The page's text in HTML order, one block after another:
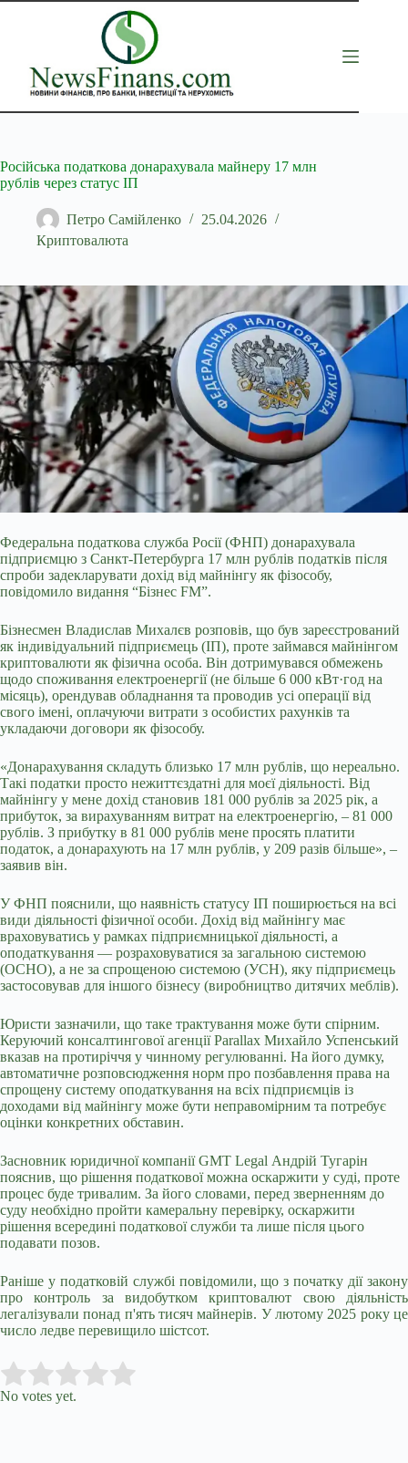
Перейти
Російська податкова донарахувала майнеру 17 млн
рублів через статус ІП
Петро Самійленко
25.04.2026
Криптовалюта
Федеральна податкова служба Росії (ФНП) донарахувала
підприємцю з Санкт-Петербурга 17 млн рублів податків після
спроби задекларувати дохід від майнінгу як фізособу,
повідомило видання “Бізнес FM”.
Бізнесмен Владислав Михалєв розповів, що був зареєстрований
як індивідуальний підприємець (ІП), проте займався майнінгом
криптовалюти як фізична особа. Він дотримувався обмежень
щодо споживання електроенергії (не більше 6 000 кВт·год на
місяць), орендував обладнання та проводив усі операції від
свого імені, оплачуючи витрати з особистих рахунків та
укладаючи договори як фізособу.
«Донарахування складуть близько 17 млн рублів, що нереально.
Такі податки просто нежиттєздатні для моєї діяльності. Від
майнінгу у мене дохід становив 181 000 рублів за 2025 рік, а
прибуток, за вирахуванням витрат на електроенергію, – 81 000
рублів. З прибутку в 81 000 рублів мене просять платити
податок, а донарахують на 17 млн рублів, у 209 разів більше», –
заявив він.
У ФНП пояснили, що наявність статусу ІП поширюється на всі
види діяльності фізичної особи. Дохід від майнінгу має
враховуватись у рамках підприємницької діяльності, а
оподаткування — розраховуватися за загальною системою
(ОСНО), а не за спрощеною системою (УСН), яку підприємець
застосовував для іншого бізнесу (виробництво дитячих меблів).
Юристи зазначили, що таке трактування може бути спірним.
Керуючий консалтингової агенції Parallax Михайло Успенський
вказав на протиріччя у чинному регулюванні. На його думку,
автоматичне розповсюдження норм про позбавлення права на
спрощену систему оподаткування на всіх підприємців із
доходами від майнінгу може бути неправомірним та потребує
оцінки конкретних обставин.
Засновник юридичної компанії GMT Legal Андрій Тугарін
пояснив, що рішення податкової можна оскаржити у суді, проте
процес буде тривалим. За його словами, перед зверненням до
суду необхідно пройти камеральну перевірку, оскаржити
рішення всередині податкової служби та лише після цього
подавати позов.
Раніше у податковій службі повідомили, що з початку дії закону
про контроль за видобутком криптовалют свою діяльність
легалізували понад п'ять тисяч майнерів. У лютому 2025 року це
число ледве перевищило шістсот.
Rate this item:
No votes yet.